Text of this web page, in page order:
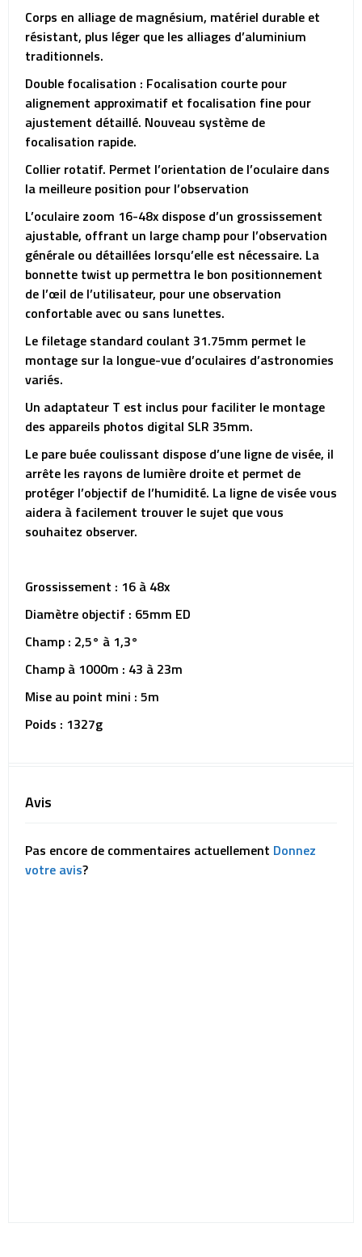
Corps en alliage de magnésium, matériel durable et
résistant, plus léger que les alliages d’aluminium
traditionnels.
Double focalisation : Focalisation courte pour
alignement approximatif et focalisation fine pour
ajustement détaillé. Nouveau système de
focalisation rapide.
Collier rotatif. Permet l’orientation de l’oculaire dans
la meilleure position pour l’observation
L’oculaire zoom 16-48x dispose d’un grossissement
ajustable, offrant un large champ pour l’observation
générale ou détaillées lorsqu’elle est nécessaire. La
bonnette twist up permettra le bon positionnement
de l’œil de l’utilisateur, pour une observation
confortable avec ou sans lunettes.
Le filetage standard coulant 31.75mm permet le
montage sur la longue-vue d’oculaires d’astronomies
variés.
Un adaptateur T est inclus pour faciliter le montage
des appareils photos digital SLR 35mm.
Le pare buée coulissant dispose d’une ligne de visée, il
arrête les rayons de lumière droite et permet de
protéger l’objectif de l’humidité. La ligne de visée vous
aidera à facilement trouver le sujet que vous
souhaitez observer.
Grossissement : 16 à 48x
Diamètre objectif : 65mm ED
Champ : 2,5° à 1,3°
Champ à 1000m : 43 à 23m
Mise au point mini : 5m
Poids : 1327g
Avis
Pas encore de commentaires actuellement Donnez
votre avis?